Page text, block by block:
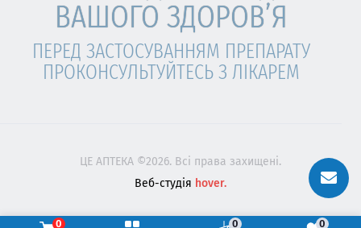
0 0
0
ВАШОГО ЗДОРОВ’Я
ПЕРЕД ЗАСТОСУВАННЯМ ПРЕПАРАТУ
ПРОКОНСУЛЬТУЙТЕСЬ З ЛІКАРЕМ
ЦЕ АПТЕКА ©2026. Всі права захищені.
Веб-студія hover.